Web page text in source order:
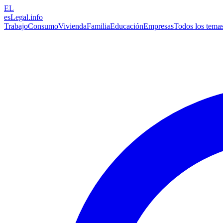
EL
esLegal.info
TrabajoConsumoViviendaFamiliaEducaciónEmpresasTodos los